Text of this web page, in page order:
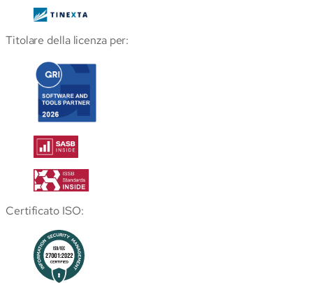
Titolare della licenza per:
Certificato ISO: